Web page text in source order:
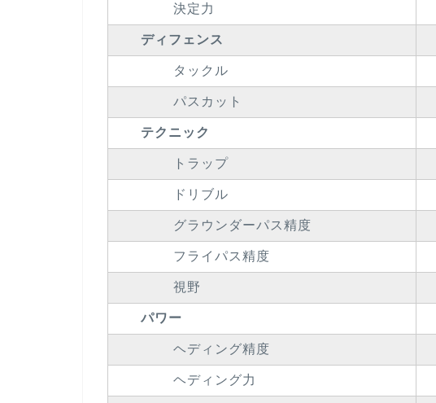
決定力
ディフェンス
タックル
パスカット
テクニック
トラップ
ドリブル
グラウンダーパス精度
フライパス精度
視野
パワー
ヘディング精度
ヘディング力